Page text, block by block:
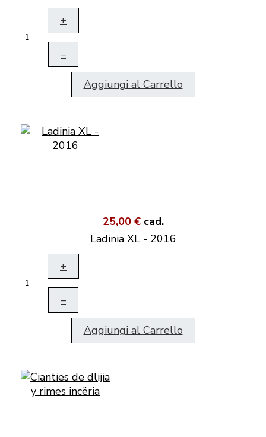
+
–
Aggiungi al Carrello
25,00 € cad.
Ladinia XL - 2016
+
–
Aggiungi al Carrello